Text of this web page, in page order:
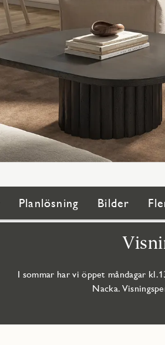
Planlösning Bilder
I sommar har vi öppet måndagar
Nacka.